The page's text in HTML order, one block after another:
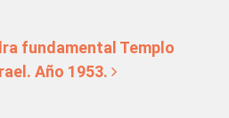
fundamental Templo
Año 1953.